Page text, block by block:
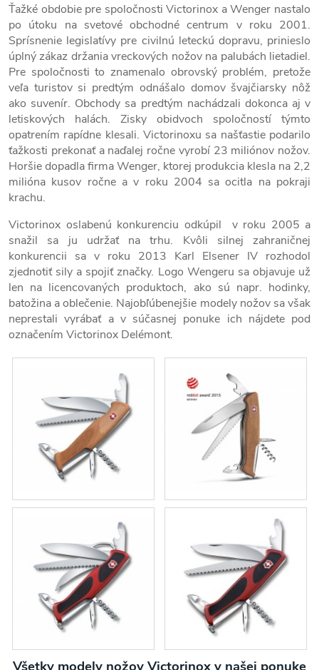
Ťažké obdobie pre spoločnosti Victorinox a Wenger nastalo
po útoku na svetové obchodné centrum v roku 2001.
Sprísnenie legislatívy pre civilnú leteckú dopravu, prinieslo
úplný zákaz držania vreckových nožov na palubách lietadiel.
Pre spoločnosti to znamenalo obrovský problém, pretože
veľa turistov si predtým odnášalo domov švajčiarsky nôž
ako suvenír. Obchody sa predtým nachádzali dokonca aj v
letiskových halách. Zisky obidvoch spoločností týmto
opatrením rapídne klesali. Victorinoxu sa našťastie podarilo
ťažkosti prekonať a naďalej ročne vyrobí 23 miliónov nožov.
Horšie dopadla firma Wenger, ktorej produkcia klesla na 2,2
milióna kusov ročne a v roku 2004 sa ocitla na pokraji
krachu.
Victorinox oslabenú konkurenciu odkúpil v roku 2005 a
snažil sa ju udržať na trhu. Kvôli silnej zahraničnej
konkurencii sa v roku 2013 Karl Elsener IV rozhodol
zjednotiť sily a spojiť značky. Logo Wengeru sa objavuje už
len na licencovaných produktoch, ako sú napr. hodinky,
batožina a oblečenie. Najobľúbenejšie modely nožov sa však
neprestali vyrábať a v súčasnej ponuke ich nájdete pod
označením Victorinox Delémont.